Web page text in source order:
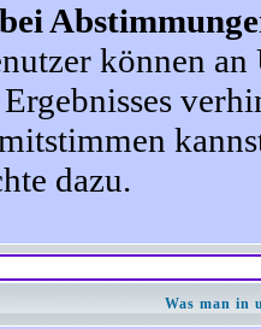
können
dazu.
Was man in